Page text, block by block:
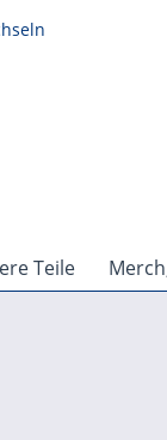
Teile